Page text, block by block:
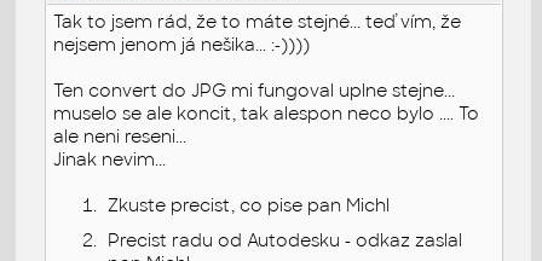
Tak to jsem rád, že to máte stejné... teď vím, že
nejsem jenom já nešika... :-))))
Ten convert do JPG mi fungoval uplne stejne...
muselo se ale koncit, tak alespon neco bylo .... To
ale neni reseni...
Jinak nevim...
Zkuste precist, co pise pan Michl
Precist radu od Autodesku - odkaz zaslal